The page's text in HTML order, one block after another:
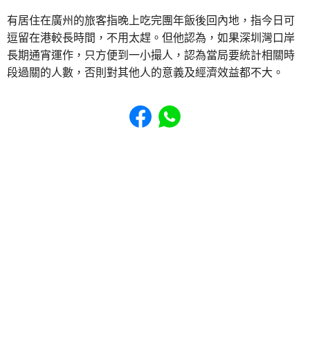
有居住在廣州的旅客指晚上吃完團年飯後回內地，指今日可
逗留在港較長時間，不用太趕。但他認為，如果深圳灣口岸
長期通宵運作，只方便到一小撮人，認為當局要統計相關時
段過關的人數，否則對其他人的意義及經濟效益都不大。
Share to Facebook
Share to WhatsApp